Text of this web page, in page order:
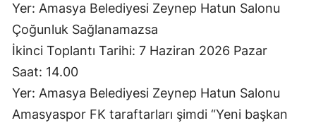
Yer: Amasya Belediyesi Zeynep Hatun Salonu
Çoğunluk Sağlanamazsa
İkinci Toplantı Tarihi: 7 Haziran 2026 Pazar
Saat: 14.00
Yer: Amasya Belediyesi Zeynep Hatun Salonu
Amasyaspor FK taraftarları şimdi “Yeni başkan